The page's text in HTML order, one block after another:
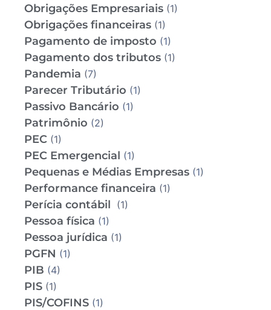
Obrigações Empresariais (1)
Obrigações financeiras (1)
Pagamento de imposto (1)
Pagamento dos tributos (1)
Pandemia (7)
Parecer Tributário (1)
Passivo Bancário (1)
Patrimônio (2)
PEC (1)
PEC Emergencial (1)
Pequenas e Médias Empresas (1)
Performance financeira (1)
Perícia contábil (1)
Pessoa física (1)
Pessoa jurídica (1)
PGFN (1)
PIB (4)
PIS (1)
PIS/COFINS (1)